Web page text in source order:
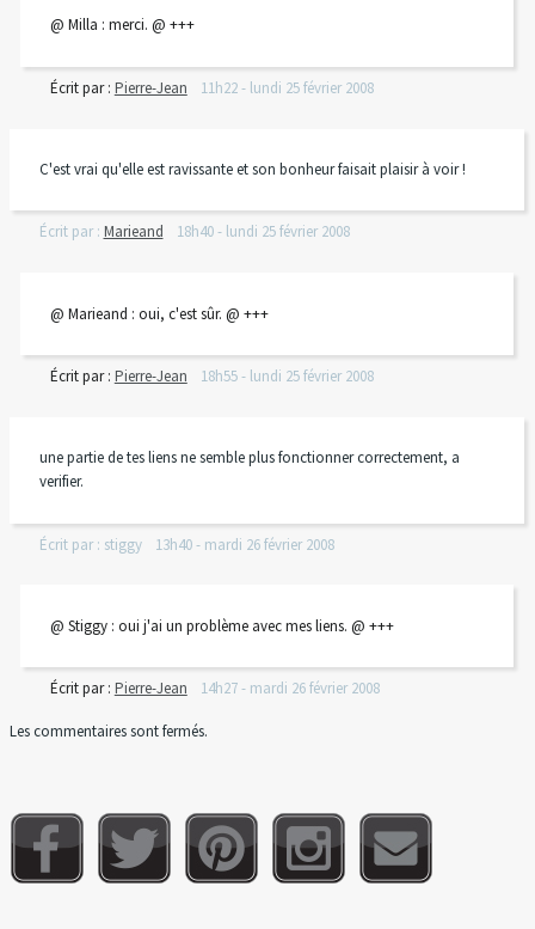
@ Milla : merci. @ +++
Écrit par : Pierre-Jean 11h22- lundi 25février 2008
C'est vrai qu'elle est ravissante et son bonheur faisait plaisir à voir !
Écrit par : Marieand 18h40- lundi 25février 2008
@ Marieand : oui, c'est sûr. @ +++
Écrit par : Pierre-Jean 18h55- lundi 25février 2008
une partie de tes liens ne semble plus fonctionner correctement, a
verifier.
Écrit par : stiggy 13h40- mardi 26février 2008
@ Stiggy : oui j'ai un problème avec mes liens. @ +++
Écrit par : Pierre-Jean 14h27- mardi 26février 2008
Les commentaires sont fermés.